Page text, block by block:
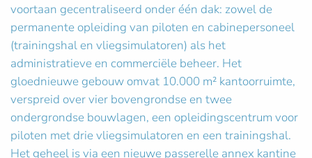
voortaan gecentraliseerd onder één dak: zowel de
permanente opleiding van piloten en cabinepersoneel
(trainingshal en vliegsimulatoren) als het
administratieve en commerciële beheer. Het
gloednieuwe gebouw omvat 10.000 m² kantoorruimte,
verspreid over vier bovengrondse en twee
ondergrondse bouwlagen, een opleidingscentrum voor
piloten met drie vliegsimulatoren en een trainingshal.
Het geheel is via een nieuwe passerelle annex kantine